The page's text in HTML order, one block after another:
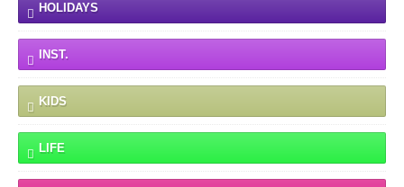
HOLIDAYS
INST.
KIDS
LIFE